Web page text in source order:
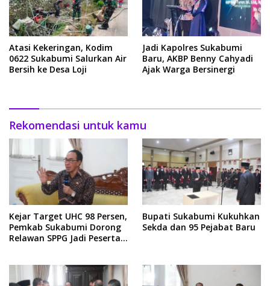
Atasi Kekeringan, Kodim
0622 Sukabumi Salurkan Air
Bersih ke Desa Loji
Jadi Kapolres Sukabumi
Baru, AKBP Benny Cahyadi
Ajak Warga Bersinergi
Rekomendasi untuk kamu
Kejar Target UHC 98 Persen,
Pemkab Sukabumi Dorong
Relawan SPPG Jadi Peserta
Bupati Sukabumi Kukuhkan
Sekda dan 95 Pejabat Baru